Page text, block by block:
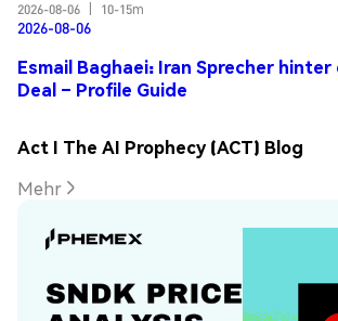
2026-08-06
10-15m
2026-08-06
Esmail Baghaei: Iran Sprecher hinter
Deal – Profile Guide
Act I The AI Prophecy (ACT) Blog
Mehr